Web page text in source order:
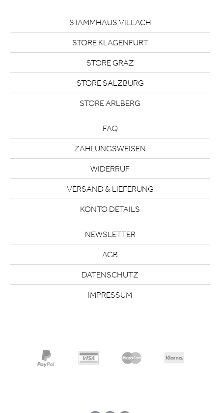
STAMMHAUS VILLACH
STORE KLAGENFURT
STORE GRAZ
STORE SALZBURG
STORE ARLBERG
FAQ
ZAHLUNGSWEISEN
WIDERRUF
VERSAND & LIEFERUNG
KONTO DETAILS
NEWSLETTER
AGB
DATENSCHUTZ
IMPRESSUM